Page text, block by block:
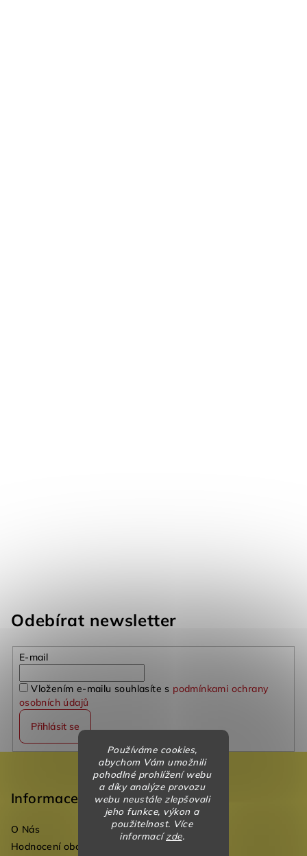
Používáme cookies,
abychom Vám umožnili
pohodlné prohlížení webu
a díky analýze provozu
webu neustále zlepšovali
jeho funkce, výkon a
použitelnost. Více
informacízde.
Odebírat newsletter
E-mail
Vložením e-mailu souhlasíte s podmínkami ochrany
osobních údajů
Přihlásit se
Informace
O Nás
Hodnocení obchodu